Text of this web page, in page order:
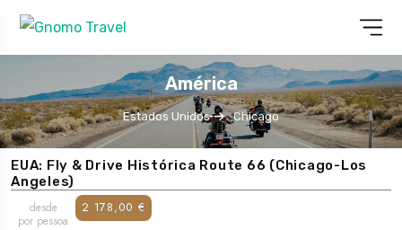
América
Estados Unidos Chicago
EUA: Fly & Drive Histórica Route 66 (Chicago-Los
Angeles)
desde
por pessoa
2 178,00 €